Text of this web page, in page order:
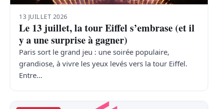
13 JUILLET 2026
Le 13 juillet, la tour Eiffel s’embrase (et il
y a une surprise à gagner)
Paris sort le grand jeu : une soirée populaire,
grandiose, à vivre les yeux levés vers la tour Eiffel.
Entre…